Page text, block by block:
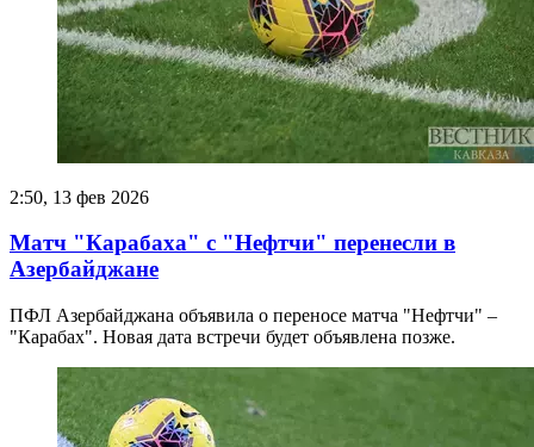
2:50, 13 фев 2026
Матч "Карабаха" с "Нефтчи" перенесли в
Азербайджане
ПФЛ Азербайджана объявила о переносе матча "Нефтчи" –
"Карабах". Новая дата встречи будет объявлена позже.